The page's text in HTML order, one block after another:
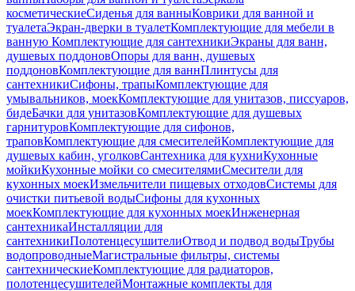
косметическиеСиденья для ванныКоврики для ванной и
туалетаЭкран-дверки в туалетКомплектующие для мебели в
ванную Комплектующие для сантехникиЭкраны для ванн,
душевых поддоновОпоры для ванн, душевых
поддоновКомплектующие для ваннПлинтусы для
сантехникиСифоны, трапыКомплектующие для
умывальников, моекКомплектующие для унитазов, писсуаров,
бидеБачки для унитазовКомплектующие для душевых
гарнитуровКомплектующие для сифонов,
траповКомплектующие для смесителейКомплектующие для
душевых кабин, уголковСантехника для кухниКухонные
мойкиКухонные мойки со смесителямиСмесители для
кухонных моекИзмельчители пищевых отходовСистемы для
очистки питьевой водыСифоны для кухонных
моекКомплектующие для кухонных моекИнженерная
сантехникаИнсталляции для
сантехникиПолотенцесушителиОтвод и подвод водыТрубы
водопроводныеМагистральные фильтры, системы
сантехническиеКомплектующие для радиаторов,
полотенцесушителейМонтажные комплекты для